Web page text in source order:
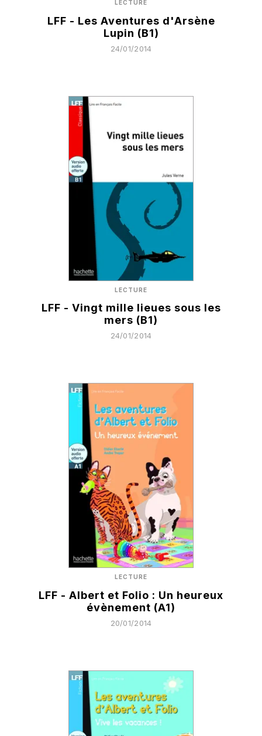
LECTURE
LFF - Les Aventures d'Arsène
Lupin (B1)
24/01/2014
LECTURE
LFF - Vingt mille lieues sous les
mers (B1)
24/01/2014
LECTURE
LFF - Albert et Folio : Un heureux
évènement (A1)
20/01/2014